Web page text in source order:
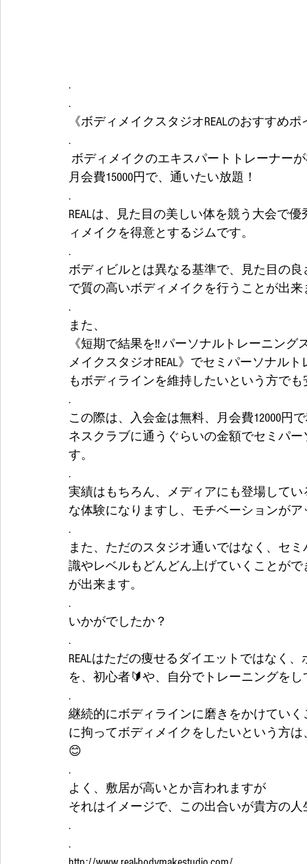
.
.
《ボディメイクスタジオREALのおすすめ
.
ボディメイクのエキスパートトレーナー
月会費15000円で、通いたい放題！
.
REALは、見た目の美しい体を競う大会で
ィメイクを得意とするジムです。
.
ボディビルとは異なる基準で、見た目の
で質の高いボディメイクを行うことが出来
.
また、
《短期で結果を‼️ パーソナルトレーニン
メイクスタジオREAL》でセミパーソナル
もボディラインを維持したいという方で
.
この際は、入会金は無料、月会費12000円
ネスクラブに通うぐらいの金額でセミパ
す。
.
実績はもちろん、メディアにも登場して
な体験になりますし、モチベーションが
.
また、ただのスタジオ通いではなく、セ
識やレベルもどんどん上げていくことが
が出来ます。
.
いかがでしたか？
.
REALはただの痩せるダイエットではなく
を、初心者🔰や、自分でトレーニングを
.
継続的にボディラインに磨きをかけてい
に拘ってボディメイクをしたいという方
😊
.
よく、敷居が高いとか言われますが
それはイメージで、この出合いが貴方の
.
.